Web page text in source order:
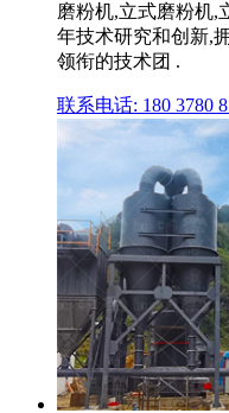
磨粉机,立式磨粉机,
年技术研究和创新,
领衔的技术团 .
联系电话: 180 3780